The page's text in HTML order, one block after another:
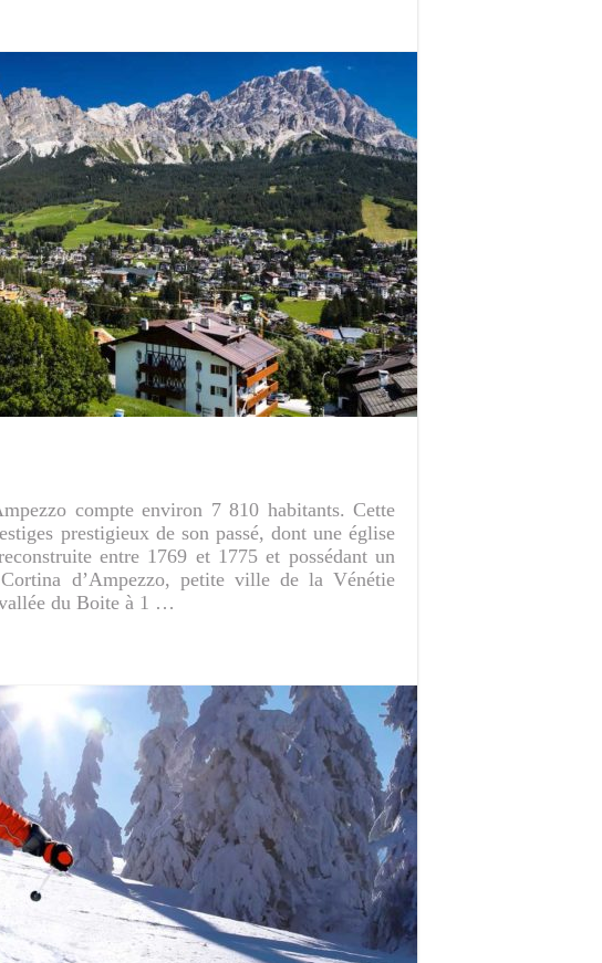
compte environ 7 810 habitants. Cette
prestigieux de son passé, dont une église
entre 1769 et 1775 et possédant un
d’Ampezzo, petite ville de la Vénétie
du Boite à 1 …